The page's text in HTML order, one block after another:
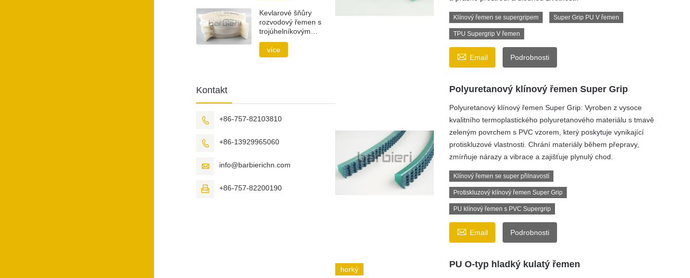
Klínový řemen se supergripem Super Grip PU V řemen
TPU Supergrip V řemen
 Email Podrobnosti
Polyuretanový klínový řemen Super Grip
Polyuretanový klínový řemen Super Grip: Vyroben z vysoce
kvalitního termoplastického polyuretanového materiálu s tmavě
zeleným povrchem s PVC vzorem, který poskytuje vynikající
protiskluzové vlastnosti. Chrání materiály během přepravy,
zmírňuje nárazy a vibrace a zajišťuje plynulý chod.
Klínový řemen se super přilnavostí
Protiskluzový klínový řemen Super Grip
PU klínový řemen s PVC Supergrip
 Email Podrobnosti
horký PU O-typ hladký kulatý řemen
Kevlarové šňůry
rozvodový řemen s
trojúhelníkovým
profilem
více
Kontakt
 +86-757-82103810
 +86-13929965060
 info@barbierichn.com
 +86-757-82200190